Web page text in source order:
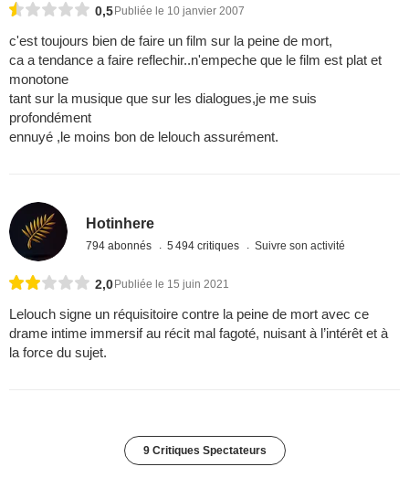
0,5 Publiée le 10 janvier 2007
c'est toujours bien de faire un film sur la peine de mort,
ca a tendance a faire reflechir..n'empeche que le film est plat et
monotone
tant sur la musique que sur les dialogues,je me suis
profondément
ennuyé ,le moins bon de lelouch assurément.
Hotinhere
794 abonnés 5 494 critiques Suivre son activité
2,0Publiée le 15 juin 2021
Lelouch signe un réquisitoire contre la peine de mort avec ce
drame intime immersif au récit mal fagoté, nuisant à l’intérêt et à
la force du sujet.
9 Critiques Spectateurs